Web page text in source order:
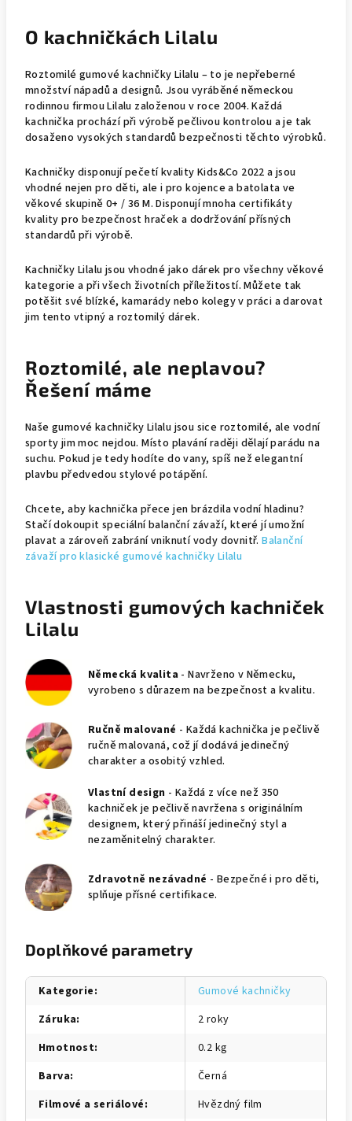
O kachničkách Lilalu
Roztomilé gumové kachničky Lilalu – to je nepřeberné
množství nápadů a designů. Jsou vyráběné německou
rodinnou firmou Lilalu založenou v roce 2004. Každá
kachnička prochází při výrobě pečlivou kontrolou a je tak
dosaženo vysokých standardů bezpečnosti těchto výrobků.
Kachničky disponují pečetí kvality Kids&Co 2022 a jsou
vhodné nejen pro děti, ale i pro kojence a batolata ve
věkové skupině 0+ / 36 M. Disponují mnoha certifikáty
kvality pro bezpečnost hraček a dodržování přísných
standardů při výrobě.
Kachničky Lilalu jsou vhodné jako dárek pro všechny věkové
kategorie a při všech životních příležitostí. Můžete tak
potěšit své blízké, kamarády nebo kolegy v práci a darovat
jim tento vtipný a roztomilý dárek.
Roztomilé, ale neplavou?
Řešení máme
Naše gumové kachničky Lilalu jsou sice roztomilé, ale vodní
sporty jim moc nejdou. Místo plavání raději dělají parádu na
suchu. Pokud je tedy hodíte do vany, spíš než elegantní
plavbu předvedou stylové potápění.
Chcete, aby kachnička přece jen brázdila vodní hladinu?
Stačí dokoupit speciální balanční závaží, které jí umožní
plavat a zároveň zabrání vniknutí vody dovnitř.Balanční
závaží pro klasické gumové kachničky Lilalu
Vlastnosti gumových kachniček
Lilalu
Německá kvalita - Navrženo v Německu,
vyrobeno s důrazem na bezpečnost a kvalitu.
Ručně malované - Každá kachnička je pečlivě
ručně malovaná, což jí dodává jedinečný
charakter a osobitý vzhled.
Vlastní design - Každá z více než 350
kachniček je pečlivě navržena s originálním
designem, který přináší jedinečný styl a
nezaměnitelný charakter.
Zdravotně nezávadné - Bezpečné i pro děti,
splňuje přísné certifikace.
Doplňkové parametry
Kategorie:
Gumové kachničky
Záruka:
2 roky
Hmotnost:
0.2 kg
Barva:
Černá
Filmové a seriálové: Hvězdný film